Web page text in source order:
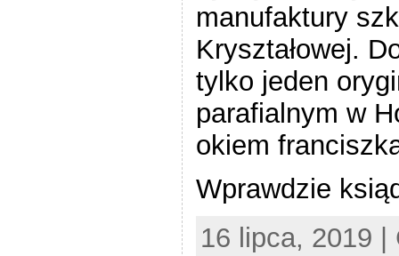
manufaktury
Kryształowej.
tylko jeden
parafialnym w
okiem
Wprawdzie
16 lipca, 2019